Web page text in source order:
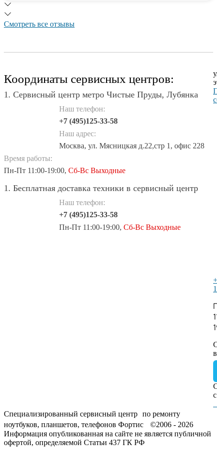
Смотреть все отзывы
Координаты сервисных центров:
1. Сервисный центр метро Чистые Пруды, Лубянка
Наш телефон:
+7 (495)125-33-58
Наш адрес:
Москва, ул. Мясницкая д.22,стр 1, офис 228
Время работы:
Пн-Пт 11:00-19:00, Сб-Вс Выходные
1. Бесплатная доставка техники в сервисный центр
Наш телефон:
+7 (495)125-33-58
Пн-Пт 11:00-19:00, Сб-Вс Выходные
Специализированный сервисный центр по ремонту
ноутбуков, планшетов, телефонов Фортис ©2006 - 2026
Информация опубликованная на сайте не является публичной
офертой, определяемой Статьи 437 ГК РФ